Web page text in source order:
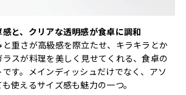
と、クリアな透明感が食卓に調和
と重さが高級感を際立たせ、キラキラとか
スが料理を美しく見せてくれる、食卓の
す。メインディッシュだけでなく、アソ
使えるサイズ感も魅力の一つ。